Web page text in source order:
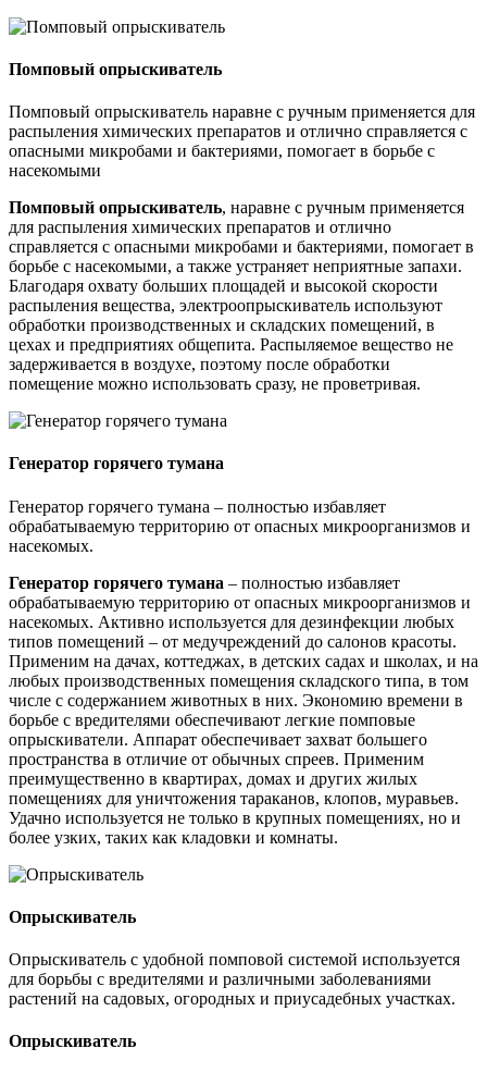
Помповый опрыскиватель
Помповый опрыскиватель наравне с ручным применяется для
распыления химических препаратов и отлично справляется с
опасными микробами и бактериями, помогает в борьбе с
насекомыми
Помповый опрыскиватель, наравне с ручным применяется
для распыления химических препаратов и отлично
справляется с опасными микробами и бактериями, помогает в
борьбе с насекомыми, а также устраняет неприятные запахи.
Благодаря охвату больших площадей и высокой скорости
распыления вещества, электроопрыскиватель используют
обработки производственных и складских помещений, в
цехах и предприятиях общепита. Распыляемое вещество не
задерживается в воздухе, поэтому после обработки
помещение можно использовать сразу, не проветривая.
Генератор горячего тумана
Генератор горячего тумана – полностью избавляет
обрабатываемую территорию от опасных микроорганизмов и
насекомых.
Генератор горячего тумана – полностью избавляет
обрабатываемую территорию от опасных микроорганизмов и
насекомых. Активно используется для дезинфекции любых
типов помещений – от медучреждений до салонов красоты.
Применим на дачах, коттеджах, в детских садах и школах, и на
любых производственных помещения складского типа, в том
числе с содержанием животных в них. Экономию времени в
борьбе с вредителями обеспечивают легкие помповые
опрыскиватели. Аппарат обеспечивает захват большего
пространства в отличие от обычных спреев. Применим
преимущественно в квартирах, домах и других жилых
помещениях для уничтожения тараканов, клопов, муравьев.
Удачно используется не только в крупных помещениях, но и
более узких, таких как кладовки и комнаты.
Опрыскиватель
Опрыскиватель с удобной помповой системой используется
для борьбы с вредителями и различными заболеваниями
растений на садовых, огородных и приусадебных участках.
Опрыскиватель